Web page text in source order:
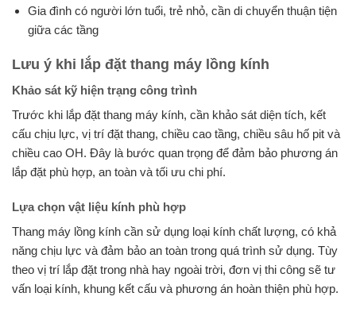
Gia đình có người lớn tuổi, trẻ nhỏ, cần di chuyển thuận tiện
giữa các tầng
Lưu ý khi lắp đặt thang máy lồng kính
Khảo sát kỹ hiện trạng công trình
Trước khi lắp đặt thang máy kính, cần khảo sát diện tích, kết
cấu chịu lực, vị trí đặt thang, chiều cao tầng, chiều sâu hố pit và
chiều cao OH. Đây là bước quan trọng để đảm bảo phương án
lắp đặt phù hợp, an toàn và tối ưu chi phí.
Lựa chọn vật liệu kính phù hợp
Thang máy lồng kính cần sử dụng loại kính chất lượng, có khả
năng chịu lực và đảm bảo an toàn trong quá trình sử dụng. Tùy
theo vị trí lắp đặt trong nhà hay ngoài trời, đơn vị thi công sẽ tư
vấn loại kính, khung kết cấu và phương án hoàn thiện phù hợp.